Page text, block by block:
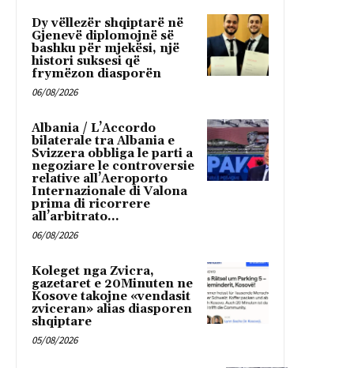
Dy vëllezër shqiptarë në
Gjenevë diplomojnë së
bashku për mjekësi, një
histori suksesi që
frymëzon diasporën
06/08/2026
Albania / L’Accordo
bilaterale tra Albania e
Svizzera obbliga le parti a
negoziare le controversie
relative all’Aeroporto
Internazionale di Valona
prima di ricorrere
all’arbitrato...
06/08/2026
Koleget nga Zvicra,
gazetaret e 20Minuten ne
Kosove takojne «vendasit
zviceran» alias diasporen
shqiptare
05/08/2026